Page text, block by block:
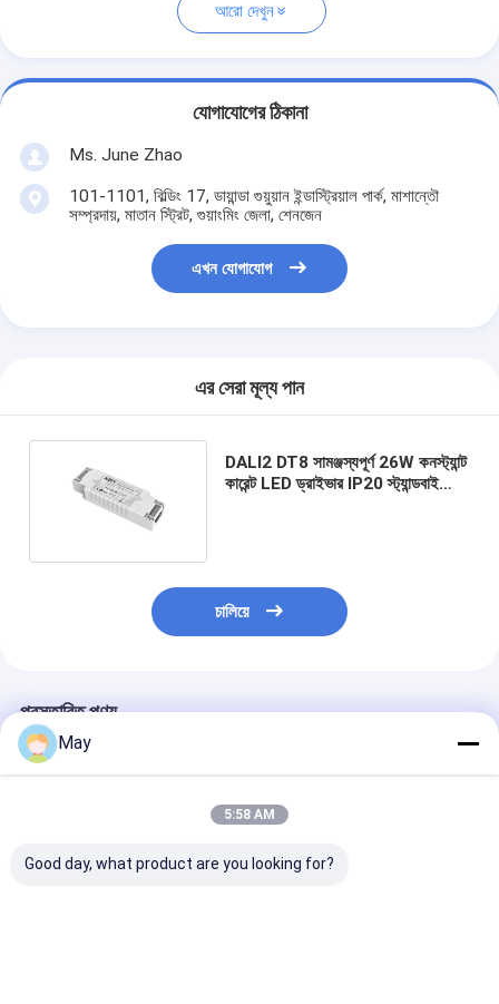
আরো দেখুন
যোগাযোগের ঠিকানা
Ms. June Zhao
101-1101, বিল্ডিং 17, ডায়ান্ডা গুয়ুয়ান ইন্ডাস্ট্রিয়াল পার্ক, মাশান্তৌ
সম্প্রদায়, মাতান স্ট্রিট, গুয়াংমিং জেলা, শেনজেন
এখন যোগাযোগ
এর সেরা মূল্য পান
DALI2 DT8 সামঞ্জস্যপূর্ণ 26W কনস্ট্যান্ট
কারেন্ট LED ড্রাইভার IP20 স্ট্যান্ডবাই
চালিয়ে
প্রস্তাবিত পণ্য
May
5:58 AM
Good day, what product are you looking for?